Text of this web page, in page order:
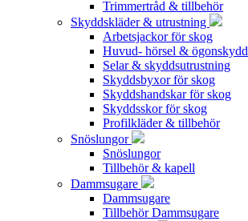
Trimmertråd & tillbehör
Skyddskläder & utrustning
Arbetsjackor för skog
Huvud- hörsel & ögonskydd
Selar & skyddsutrustning
Skyddsbyxor för skog
Skyddshandskar för skog
Skyddsskor för skog
Profilkläder & tillbehör
Snöslungor
Snöslungor
Tillbehör & kapell
Dammsugare
Dammsugare
Tillbehör Dammsugare